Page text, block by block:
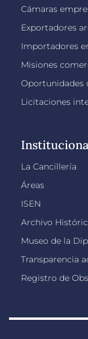
Cámaras
Exportadores
Importadores
Misiones
Oportunidades
Licitaciones
La Cancillería
Áreas
ISEN
Archivo
Museo de la
Transparencia
Registro de